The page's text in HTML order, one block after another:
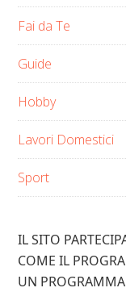
Fai da Te
Guide
Hobby
Lavori Domestici
Sport
IL SITO
COME IL
UN